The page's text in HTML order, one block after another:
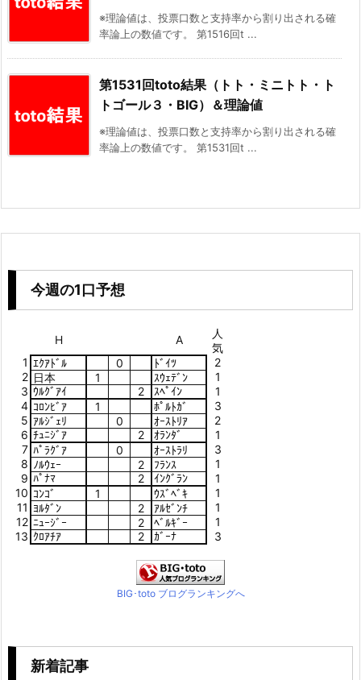
※理論値は、投票口数と支持率から割り出される確
率論上の数値です。 第1516回t ...
第1531回toto結果（トト・ミニトト・ト
トゴール３・BIG）＆理論値
※理論値は、投票口数と支持率から割り出される確
率論上の数値です。 第1531回t ...
今週の1口予想
H A
人
気
1 ｴｸｱﾄﾞﾙ 0 ﾄﾞｲﾂ
2
2 日本 1 ｽｳｪﾃﾞﾝ
1
3 ｳﾙｸﾞｱｲ 2 ｽﾍﾟｲﾝ
1
4 ｺﾛﾝﾋﾞｱ 1 ﾎﾟﾙﾄｶﾞ
3
5 ｱﾙｼﾞｪﾘ 0 ｵｰｽﾄﾘｱ
2
6 ﾁｭﾆｼﾞｱ 2 ｵﾗﾝﾀﾞ
1
7 ﾊﾟﾗｸﾞｱ 0 ｵｰｽﾄﾗﾘ
3
8 ﾉﾙｳｪｰ 2 ﾌﾗﾝｽ
1
9 ﾊﾟﾅﾏ 2 ｲﾝｸﾞﾗﾝ
1
10 ｺﾝｺﾞ 1 ｳｽﾞﾍﾞｷ
1
11 ﾖﾙﾀﾞﾝ 2 ｱﾙｾﾞﾝﾁ
1
12 ﾆｭｰｼﾞｰ 2 ﾍﾞﾙｷﾞｰ
1
13 ｸﾛｱﾁｱ 2 ｶﾞｰﾅ 3
BIG･toto ブログランキングへ
新着記事